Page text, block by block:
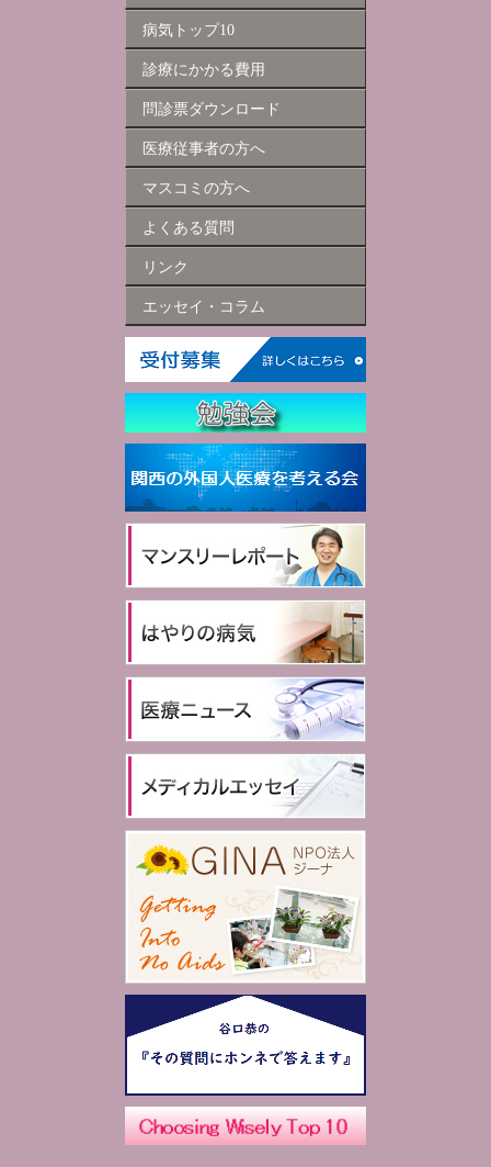
病気トップ10
診療にかかる費用
問診票ダウンロード
医療従事者の方へ
マスコミの方へ
よくある質問
リンク
エッセイ・コラム